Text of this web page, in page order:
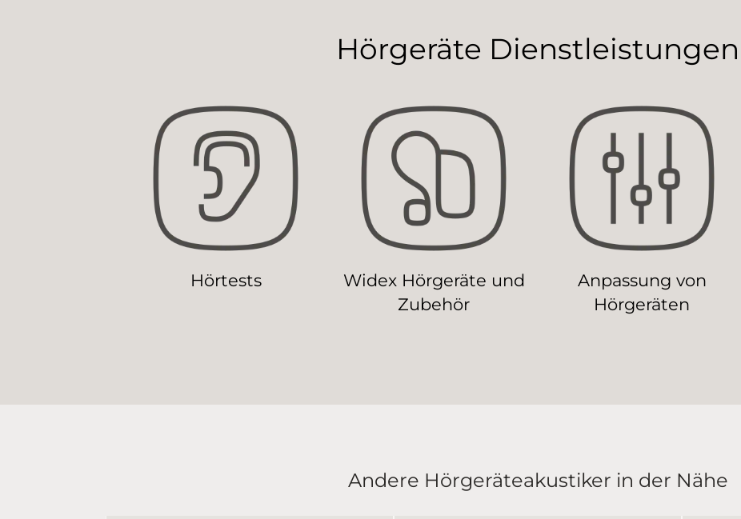
Hörgeräte Dienstleistungen
Hörtests
Widex Hörgeräte und
Zubehör
Anpassung von
Hörgeräten
Andere Hörgeräteakustiker in der Nähe